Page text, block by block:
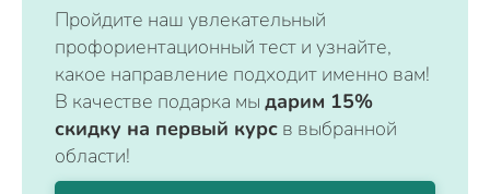
Пройдите наш увлекательный
профориентационный тест и узнайте,
какое направление подходит именно вам!
В качестве подарка мы дарим 15%
скидку на первый курс в выбранной
области!